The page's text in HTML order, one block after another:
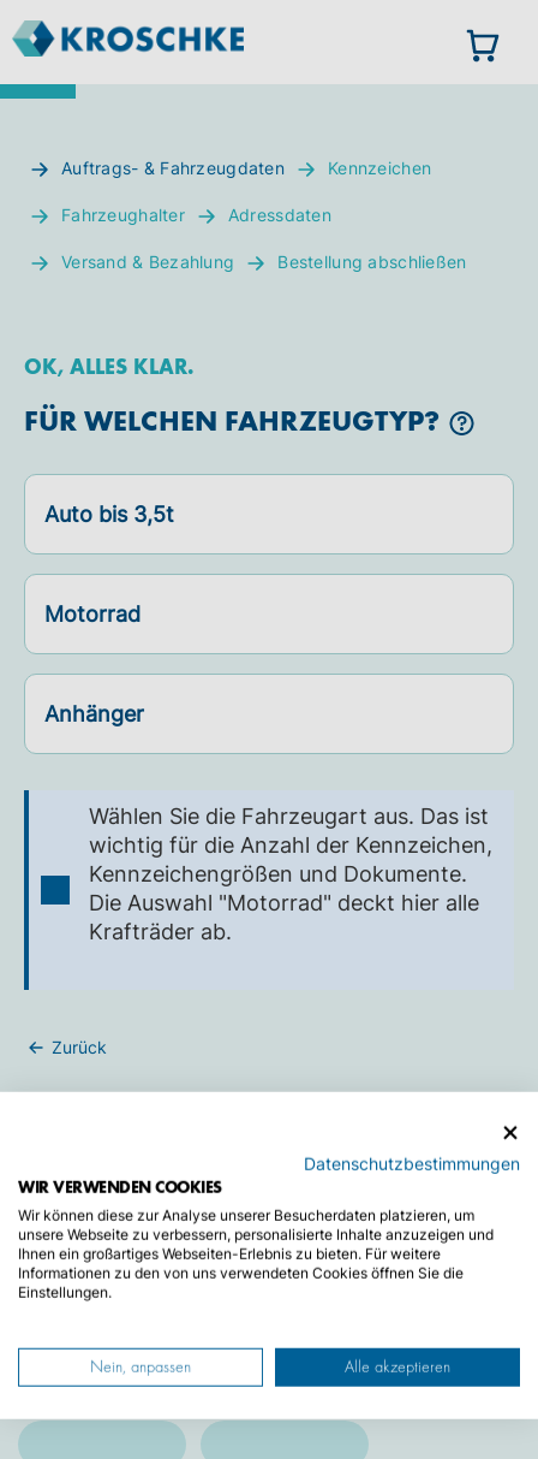
Auftrags- & Fahrzeugdaten Kennzeichen
Fahrzeughalter Adressdaten
Versand & Bezahlung Bestellung abschließen
FÜR WELCHEN FAHRZEUGTYP?
OK, ALLES KLAR.
Auto bis 3,5t
Motorrad
Anhänger
Wählen Sie die Fahrzeugart aus. Das ist
wichtig für die Anzahl der Kennzeichen,
Kennzeichengrößen und Dokumente.
Die Auswahl "Motorrad" deckt hier alle
Krafträder ab.
Zurück
Kurzzeitkennzeichen
Datenschutzbestimmungen
WIR VERWENDEN COOKIES
Wir können diese zur Analyse unserer Besucherdaten platzieren, um
unsere Webseite zu verbessern, personalisierte Inhalte anzuzeigen und
Ihnen ein großartiges Webseiten-Erlebnis zu bieten. Für weitere
Informationen zu den von uns verwendeten Cookies öffnen Sie die
Einstellungen.
Nein, anpassen Alle akzeptieren